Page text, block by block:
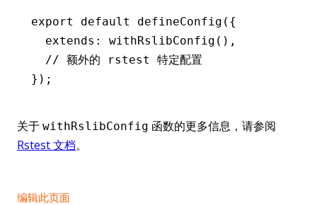
export default defineConfig ({
  extends
: withRslibConfig () ,
  // 额外的 rstest 特定配置
});
关于 withRslibConfig 函数的更多信息，请参阅
Rstest 文档。
编辑此页面